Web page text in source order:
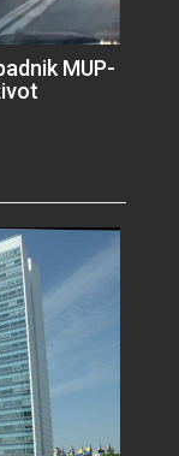
MUP-